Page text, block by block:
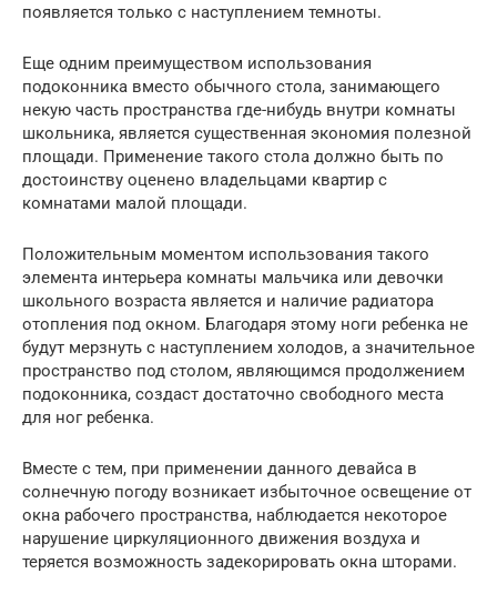
появляется только с наступлением темноты.
Еще одним преимуществом использования
подоконника вместо обычного стола, занимающего
некую часть пространства где-нибудь внутри комнаты
школьника, является существенная экономия полезной
площади. Применение такого стола должно быть по
достоинству оценено владельцами квартир с
комнатами малой площади.
Положительным моментом использования такого
элемента интерьера комнаты мальчика или девочки
школьного возраста является и наличие радиатора
отопления под окном. Благодаря этому ноги ребенка не
будут мерзнуть с наступлением холодов, а значительное
пространство под столом, являющимся продолжением
подоконника, создаст достаточно свободного места
для ног ребенка.
Вместе с тем, при применении данного девайса в
солнечную погоду возникает избыточное освещение от
окна рабочего пространства, наблюдается некоторое
нарушение циркуляционного движения воздуха и
теряется возможность задекорировать окна шторами.